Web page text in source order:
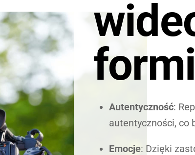
Autentyczność:
autentyczności, co
Emocje: Dzięki